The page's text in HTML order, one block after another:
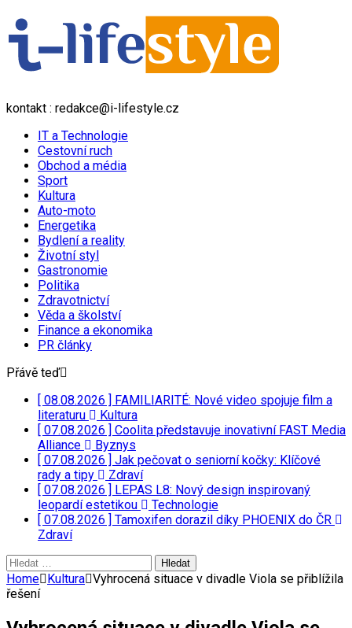
kontakt : redakce@i-lifestyle.cz
IT a Technologie
Cestovní ruch
Obchod a média
Sport
Kultura
Auto-moto
Energetika
Bydlení a reality
Životní styl
Gastronomie
Politika
Zdravotnictví
Věda a školství
Finance a ekonomika
PR články
Přávě teď
[ 08.08.2026 ] FAMILIARITÉ: Nové video spojuje film a
literaturu
Kultura
[ 07.08.2026 ] Coolita představuje inovativní FAST Media
Alliance
Byznys
[ 07.08.2026 ] Jak pečovat o seniorní kočky: Klíčové
rady a tipy
Zdraví
[ 07.08.2026 ] LEPAS L8: Nový design inspirovaný
leopardí estetikou
Technologie
[ 07.08.2026 ] Tamoxifen dorazil díky PHOENIX do ČR
Zdraví
Vyhledávání
Home Kultura Vyhrocená situace v divadle Viola se přiblížila
řešení